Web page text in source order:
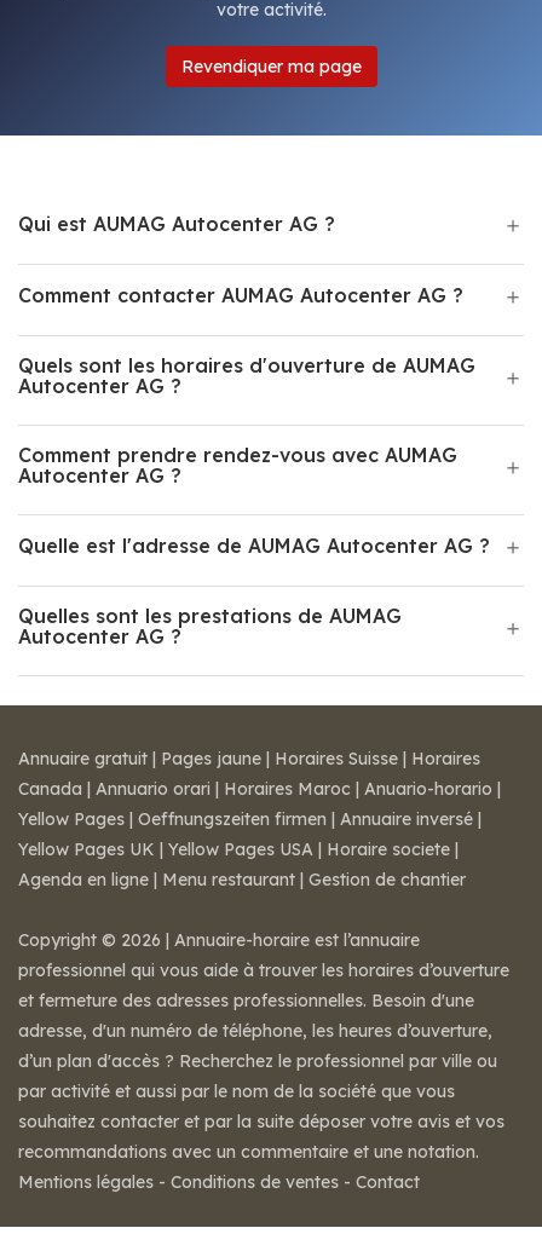
votre activité.
Revendiquer ma page
Qui est AUMAG Autocenter AG ?
Comment contacter AUMAG Autocenter AG ?
Quels sont les horaires d'ouverture de AUMAG
Autocenter AG ?
Comment prendre rendez-vous avec AUMAG
Autocenter AG ?
Quelle est l'adresse de AUMAG Autocenter AG ?
Quelles sont les prestations de AUMAG
Autocenter AG ?
Annuaire gratuit | Pages jaune | Horaires Suisse | Horaires
Canada | Annuario orari | Horaires Maroc | Anuario-horario |
Yellow Pages | Oeffnungszeiten firmen | Annuaire inversé |
Yellow Pages UK | Yellow Pages USA | Horaire societe |
Agenda en ligne | Menu restaurant | Gestion de chantier
Copyright © 2026 | Annuaire-horaire est l’annuaire
professionnel qui vous aide à trouver les horaires d’ouverture
et fermeture des adresses professionnelles. Besoin d'une
adresse, d'un numéro de téléphone, les heures d’ouverture,
d’un plan d'accès ? Recherchez le professionnel par ville ou
par activité et aussi par le nom de la société que vous
souhaitez contacter et par la suite déposer votre avis et vos
recommandations avec un commentaire et une notation.
Mentions légales - Conditions de ventes - Contact